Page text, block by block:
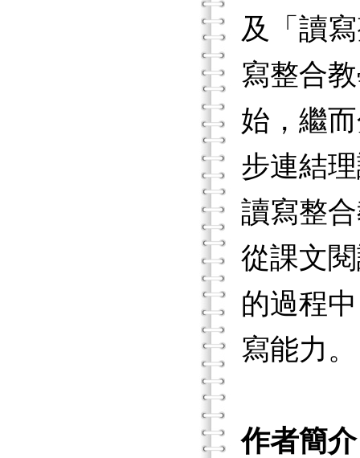
及「讀
寫整合
始，繼
步連結
讀寫整
從課文
的過程
寫能力。
作者簡介